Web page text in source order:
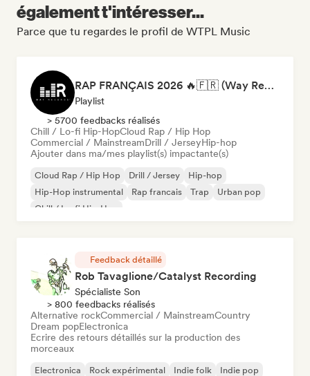
également t'intéresser...
Parce que tu regardes le profil de WTPL Music
RAP FRANÇAIS 2026 🔥🇫🇷 (Way Records)
Playlist
> 5700 feedbacks réalisés
Chill / Lo-fi Hip-HopCloud Rap / Hip Hop
Commercial / MainstreamDrill / JerseyHip-hop
Ajouter dans ma/mes playlist(s) impactante(s)
Cloud Rap / Hip Hop Drill / Jersey
Hip-hop
Hip-Hop instrumental
Rap francais Trap
Urban pop
Chill / Lo-fi Hip-Hop
Feedback détaillé
Rob Tavaglione/Catalyst Recording
Spécialiste Son
> 800 feedbacks réalisés
Alternative rockCommercial / MainstreamCountry
Dream popElectronica
Ecrire des retours détaillés sur la production des
morceaux
Electronica Rock expérimental Indie folk
Indie pop